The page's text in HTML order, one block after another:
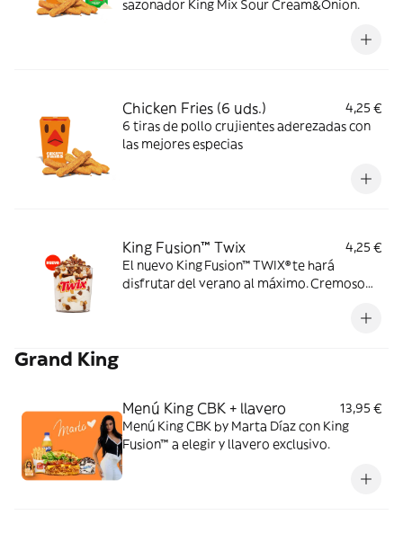
sazonador King Mix Sour Cream&Onion.
Chicken Fries (6 uds.)
4,25 €
6 tiras de pollo crujientes aderezadas con
las mejores especias
King Fusion™ Twix
4,25 €
El nuevo King Fusion™ TWIX® te hará
disfrutar del verano al máximo. Cremoso
Grand King
Menú King CBK + llavero
13,95 €
Menú King CBK by Marta Díaz con King
Fusion™ a elegir y llavero exclusivo.